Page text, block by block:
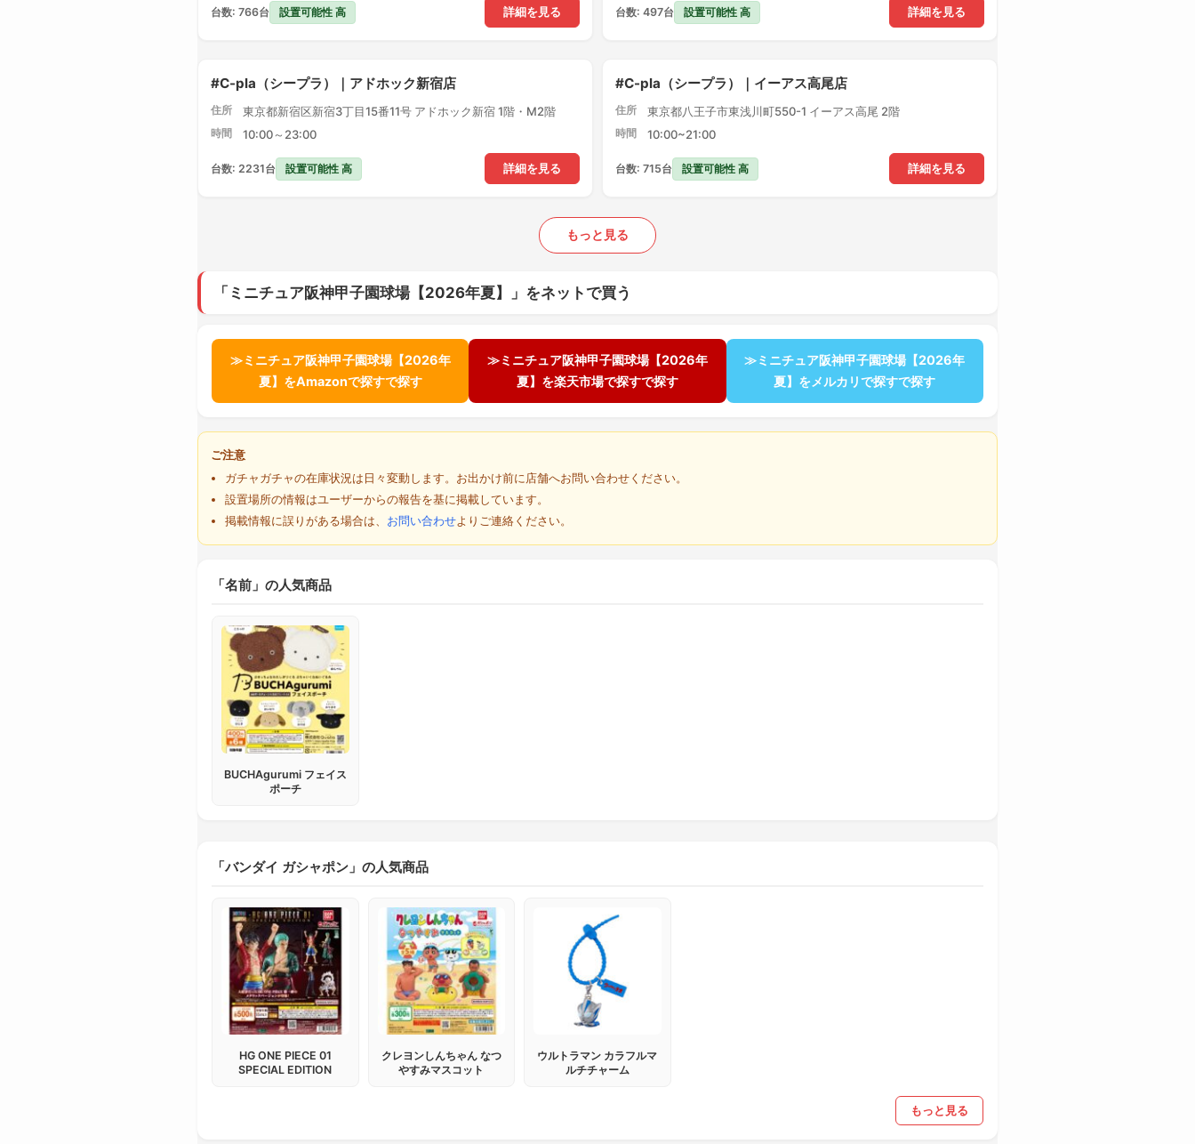
詳細を見る
台数: 766台 設置可能性 高 詳細を見る
台数: 497台 設置可能性 高
#C-pla（シープラ）｜アドホック新宿店
住所 東京都新宿区新宿3丁目15番11号 アドホック新宿 1階・M2階
時間 10:00～23:00
詳細を見る
台数: 2231台 設置可能性 高
#C-pla（シープラ）｜イーアス高尾店
住所 東京都八王子市東浅川町550-1 イーアス高尾 2階
時間 10:00~21:00
詳細を見る
台数: 715台 設置可能性 高
もっと見る
「ミニチュア阪神甲子園球場【2026年夏】」をネットで買う
≫ミニチュア阪神甲子園球場【2026年
夏】をAmazonで探すで探す
≫ミニチュア阪神甲子園球場【2026年
夏】を楽天市場で探すで探す
≫ミニチュア阪神甲子園球場【2026年
夏】をメルカリで探すで探す
ご注意
ガチャガチャの在庫状況は日々変動します。お出かけ前に店舗へお問い合わせください。
設置場所の情報はユーザーからの報告を基に掲載しています。
掲載情報に誤りがある場合は、 お問い合わせよりご連絡ください。
「名前」の人気商品
BUCHAgurumi フェイス
ポーチ
「バンダイ ガシャポン」の人気商品
HG ONE PIECE 01
SPECIAL EDITION
クレヨンしんちゃん なつ
やすみマスコット
ウルトラマン カラフルマ
ルチチャーム
もっと見る